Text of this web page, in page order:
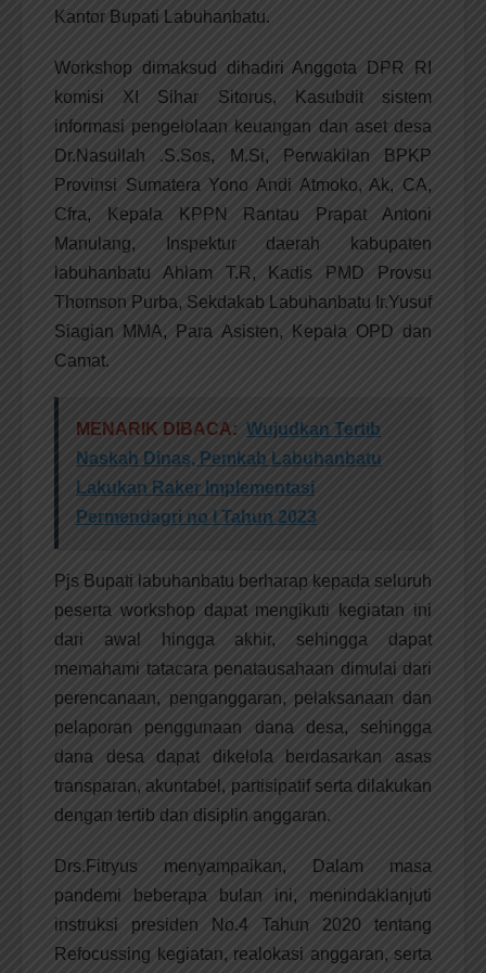
Kantor Bupati Labuhanbatu.
Workshop dimaksud dihadiri Anggota DPR RI
komisi XI Sihar Sitorus, Kasubdit sistem
informasi pengelolaan keuangan dan aset desa
Dr.Nasullah .S.Sos, M.Si, Perwakilan BPKP
Provinsi Sumatera Yono Andi Atmoko, Ak, CA,
Cfra, Kepala KPPN Rantau Prapat Antoni
Manulang, Inspektur daerah kabupaten
labuhanbatu Ahlam T.R, Kadis PMD Provsu
Thomson Purba, Sekdakab Labuhanbatu Ir.Yusuf
Siagian MMA, Para Asisten, Kepala OPD dan
Camat.
MENARIK DIBACA: Wujudkan Tertib
Naskah Dinas, Pemkab Labuhanbatu
Lakukan Raker Implementasi
Permendagri no I Tahun 2023
Pjs Bupati labuhanbatu berharap kepada seluruh
peserta workshop dapat mengikuti kegiatan ini
dari awal hingga akhir, sehingga dapat
memahami tatacara penatausahaan dimulai dari
perencanaan, penganggaran, pelaksanaan dan
pelaporan penggunaan dana desa, sehingga
dana desa dapat dikelola berdasarkan asas
transparan, akuntabel, partisipatif serta dilakukan
dengan tertib dan disiplin anggaran.
Drs.Fitryus menyampaikan, Dalam masa
pandemi beberapa bulan ini, menindaklanjuti
instruksi presiden No.4 Tahun 2020 tentang
Refocussing kegiatan, realokasi anggaran, serta